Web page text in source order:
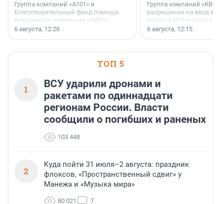
Группа компаний «А101» и
Благотворительный фонд помощи
бездомным животным «НИКА»
заключили соглашение о
6 августа, 12:26
Группа компаний
разрешение на ввод в
корпуса № 2 жилого
Уютный квартал»,
6 августа, 12:15
ТОП 5
1
ВСУ ударили дронами и
ракетами по одиннадцати
регионам России. Власти
сообщили о погибших и раненых
103 448
2
Куда пойти 31 июля–2 августа: праздник
флоксов, «Пространственный сдвиг» у
Манежа и «Музыка мира»
80 021 7